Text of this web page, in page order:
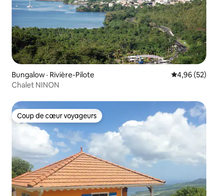
Bungalow · Rivière-Pilote Note
4,96 (52)
Chalet NINON
Coup de cœur voyageurs
Coup de cœur voyageurs